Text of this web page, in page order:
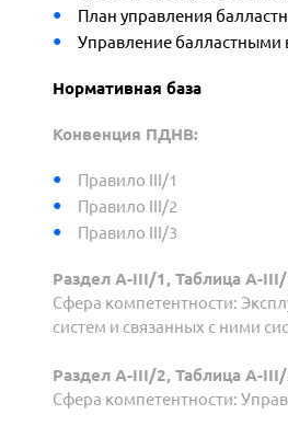
План управления
Управление балластными
Нормативная база
Конвенция ПДНВ:
Правило III/1
Правило III/2
Правило III/3
Раздел A-III/1, Таблица A-
Сфера компетентности:
систем и связанных с ними
Раздел A-III/2, Таблица A-
Сфера компетентности: